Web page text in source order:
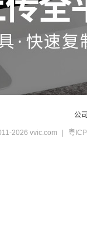
公
2026 vvic.com 粤